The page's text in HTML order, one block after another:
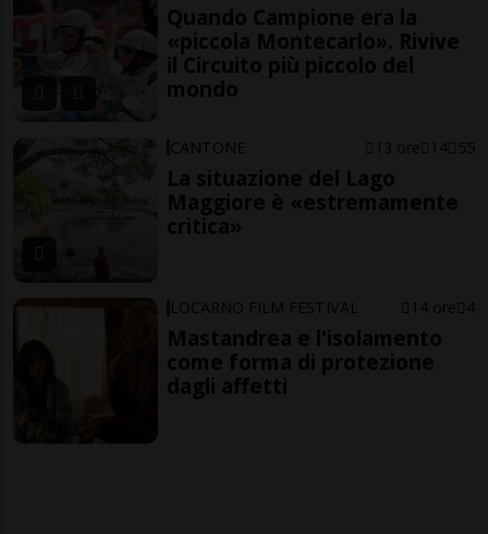
Quando Campione era la
«piccola Montecarlo». Rivive
il Circuito più piccolo del
mondo
CANTONE 13 ore 14 55
La situazione del Lago
Maggiore è «estremamente
critica»
LOCARNO FILM FESTIVAL 14 ore 4
Mastandrea e l'isolamento
come forma di protezione
dagli affetti